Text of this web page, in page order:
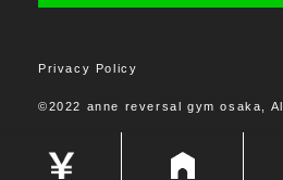
Privacy Policy
©2022 anne reversal gym osaka,